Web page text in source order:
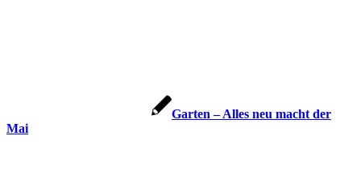
Garten – Alles neu macht der
Mai